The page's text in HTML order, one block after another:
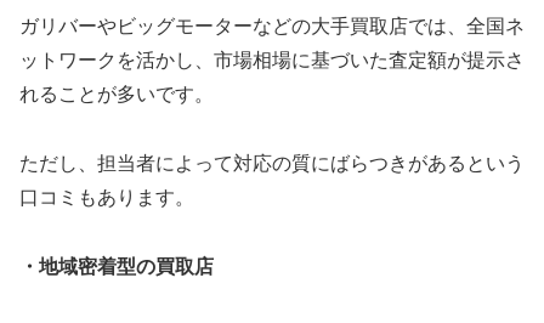
ガリバーやビッグモーターなどの大手買取店では、全国ネ
ットワークを活かし、市場相場に基づいた査定額が提示さ
れることが多いです。
ただし、担当者によって対応の質にばらつきがあるという
口コミもあります。
・地域密着型の買取店